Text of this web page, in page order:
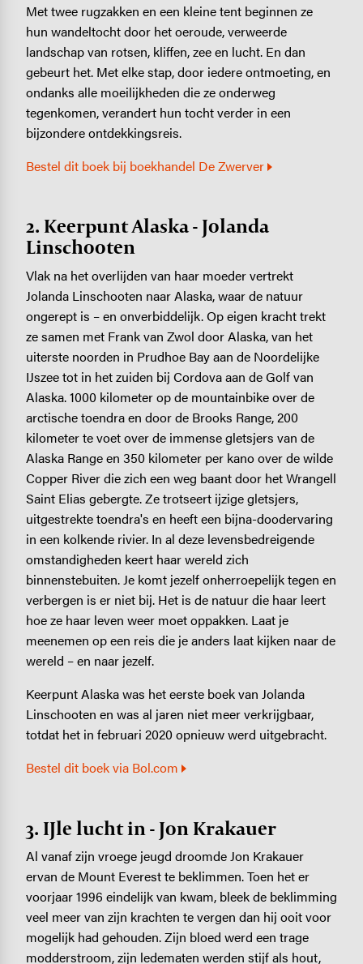
Met twee rugzakken en een kleine tent beginnen ze
hun wandeltocht door het oeroude, verweerde
landschap van rotsen, kliffen, zee en lucht. En dan
gebeurt het. Met elke stap, door iedere ontmoeting, en
ondanks alle moeilijkheden die ze onderweg
tegenkomen, verandert hun tocht verder in een
bijzondere ontdekkingsreis.
Bestel dit boek bij boekhandel De Zwerver
2. Keerpunt Alaska - Jolanda
Linschooten
Vlak na het overlijden van haar moeder vertrekt
Jolanda Linschooten naar Alaska, waar de natuur
ongerept is – en onverbiddelijk. Op eigen kracht trekt
ze samen met Frank van Zwol door Alaska, van het
uiterste noorden in Prudhoe Bay aan de Noordelijke
IJszee tot in het zuiden bij Cordova aan de Golf van
Alaska. 1000 kilometer op de mountainbike over de
arctische toendra en door de Brooks Range, 200
kilometer te voet over de immense gletsjers van de
Alaska Range en 350 kilometer per kano over de wilde
Copper River die zich een weg baant door het Wrangell
Saint Elias gebergte. Ze trotseert ijzige gletsjers,
uitgestrekte toendra's en heeft een bijna-doodervaring
in een kolkende rivier. In al deze levensbedreigende
omstandigheden keert haar wereld zich
binnenstebuiten. Je komt jezelf onherroepelijk tegen en
verbergen is er niet bij. Het is de natuur die haar leert
hoe ze haar leven weer moet oppakken. Laat je
meenemen op een reis die je anders laat kijken naar de
wereld – en naar jezelf.
Keerpunt Alaska was het eerste boek van Jolanda
Linschooten en was al jaren niet meer verkrijgbaar,
totdat het in februari 2020 opnieuw werd uitgebracht.
Bestel dit boek via Bol.com
3. IJle lucht in - Jon Krakauer
Al vanaf zijn vroege jeugd droomde Jon Krakauer
ervan de Mount Everest te beklimmen. Toen het er
voorjaar 1996 eindelijk van kwam, bleek de beklimming
veel meer van zijn krachten te vergen dan hij ooit voor
mogelijk had gehouden. Zijn bloed werd een trage
modderstroom, zijn ledematen werden stijf als hout,